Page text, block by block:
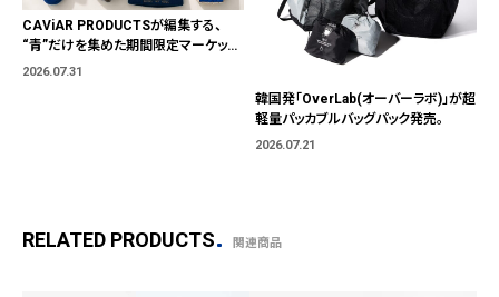
CAViAR PRODUCTSが編集する、
“青”だけを集めた期間限定マーケット
「BLUE MARKET」が横浜に。ブランド
2026.07.31
韓国発「OverLab(オーバーラボ)」が超
軽量パッカブルバッグパック発売。
2026.07.21
RELATED PRODUCTS 関連商品